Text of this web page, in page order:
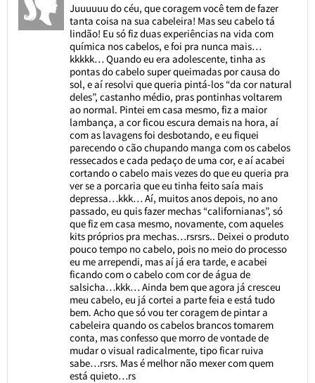
Juuuuuu do céu, que coragem você tem de fazer
tanta coisa na sua cabeleira! Mas seu cabelo tá
lindão! Eu só fiz duas experiências na vida com
química nos cabelos, e foi pra nunca mais…
kkkkk… Quando eu era adolescente, tinha as
pontas do cabelo super queimadas por causa do
sol, e aí resolvi que queria pintá-los “da cor natural
deles”, castanho médio, pras pontinhas voltarem
ao normal. Pintei em casa mesmo, fiz a maior
lambança, a cor ficou escura demais na hora, aí
com as lavagens foi desbotando, e eu fiquei
parecendo o cão chupando manga com os cabelos
ressecados e cada pedaço de uma cor, e aí acabei
cortando o cabelo mais vezes do que eu queria pra
ver se a porcaria que eu tinha feito saía mais
depressa…kkk… Aí, muitos anos depois, no ano
passado, eu quis fazer mechas “californianas”, só
que fiz em casa mesmo, novamente, com aqueles
kits próprios pra mechas…rsrsrs.. Deixei o produto
pouco tempo no cabelo, pois no meio do processo
eu me arrependi, mas aí já era tarde, e acabei
ficando com o cabelo com cor de água de
salsicha…kkk… Ainda bem que agora já cresceu
meu cabelo, eu já cortei a parte feia e está tudo
bem. Acho que só vou ter coragem de pintar a
cabeleira quando os cabelos brancos tomarem
conta, mas confesso que morro de vontade de
mudar o visual radicalmente, tipo ficar ruiva
sabe…rsrs. Mas é melhor não mexer com quem
está quieto…rs